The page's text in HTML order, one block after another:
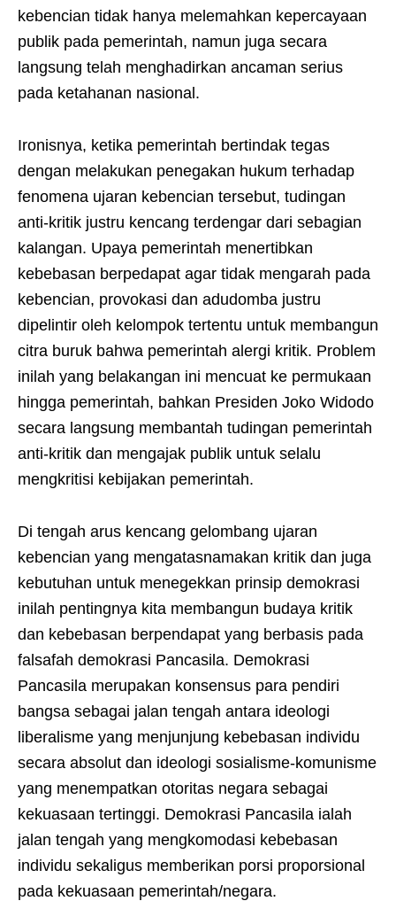
kebencian tidak hanya melemahkan kepercayaan
publik pada pemerintah, namun juga secara
langsung telah menghadirkan ancaman serius
pada ketahanan nasional.
Ironisnya, ketika pemerintah bertindak tegas
dengan melakukan penegakan hukum terhadap
fenomena ujaran kebencian tersebut, tudingan
anti-kritik justru kencang terdengar dari sebagian
kalangan. Upaya pemerintah menertibkan
kebebasan berpedapat agar tidak mengarah pada
kebencian, provokasi dan adudomba justru
dipelintir oleh kelompok tertentu untuk membangun
citra buruk bahwa pemerintah alergi kritik. Problem
inilah yang belakangan ini mencuat ke permukaan
hingga pemerintah, bahkan Presiden Joko Widodo
secara langsung membantah tudingan pemerintah
anti-kritik dan mengajak publik untuk selalu
mengkritisi kebijakan pemerintah.
Di tengah arus kencang gelombang ujaran
kebencian yang mengatasnamakan kritik dan juga
kebutuhan untuk menegekkan prinsip demokrasi
inilah pentingnya kita membangun budaya kritik
dan kebebasan berpendapat yang berbasis pada
falsafah demokrasi Pancasila. Demokrasi
Pancasila merupakan konsensus para pendiri
bangsa sebagai jalan tengah antara ideologi
liberalisme yang menjunjung kebebasan individu
secara absolut dan ideologi sosialisme-komunisme
yang menempatkan otoritas negara sebagai
kekuasaan tertinggi. Demokrasi Pancasila ialah
jalan tengah yang mengkomodasi kebebasan
individu sekaligus memberikan porsi proporsional
pada kekuasaan pemerintah/negara.